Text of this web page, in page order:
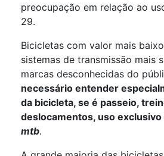
preocupação em relação ao
29.
Bicicletas com valor mais
sistemas de transmissão mais
marcas desconhecidas do
necessário entender
da bicicleta, se é passeio,
deslocamentos, uso exclusivo
mtb.